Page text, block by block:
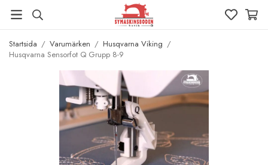
Startsida / Varumärken / Husqvarna Viking /
Husqvarna Sensorfot Q Grupp 8-9